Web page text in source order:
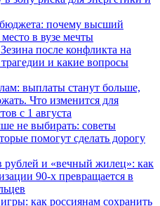
почему высший
место в вузе мечты
после конфликта на
и какие вопросы
выплаты станут больше,
Что изменится для
с 1 августа
не выбирать: советы
помогут сделать дорогу
рублей и «вечный жилец»: как
90-х превращается в
как россиянам сохранить